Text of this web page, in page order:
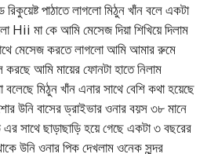
পাঠাতে লাগলো মিঠুন খাঁন বলে একটা
মা কে আমি মেসেজ দিয়া শিখিয়ে দিলাম
মেসেজ করতে লাগলো আমি আমার রুমে
আমি মায়ের ফোনটা হাতে নিলাম
মিঠুন খাঁন এনার সাথে বেশি কথা হয়েছে
উনি বাসের ড্রাইভার ওনার বয়স ৩৮ মানে
সাথে ছাড়াছাড়ি হয়ে গেছে একটা ৩ বছরের
উনি ওনার পিক দেখলাম ওনেক সুন্দর